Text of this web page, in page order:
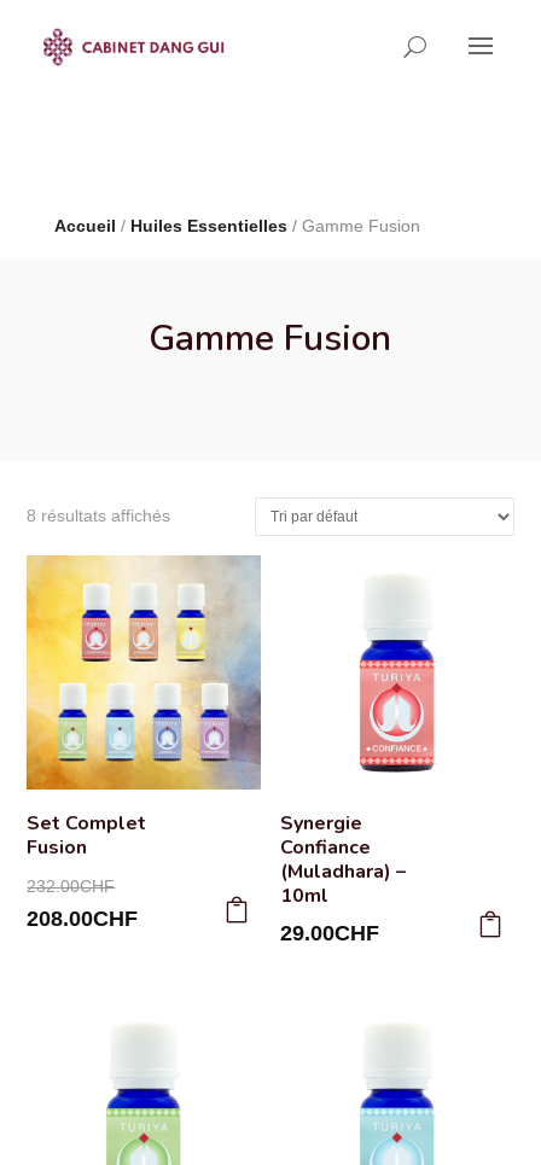
Accueil / Huiles Essentielles/ Gamme Fusion
Gamme Fusion
8 résultats affichés
Set Complet
Fusion
232.00CHF
prix
208.00CHFLe
Synergie
Confiance
(Muladhara) –
10ml
29.00CHF